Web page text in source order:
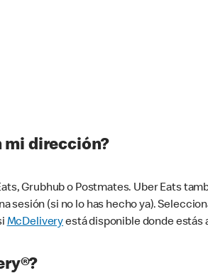
mi dirección?
Grubhub o Postmates. Uber Eats
sesión (si no lo has hecho ya).
McDeliveryestá disponible donde estás